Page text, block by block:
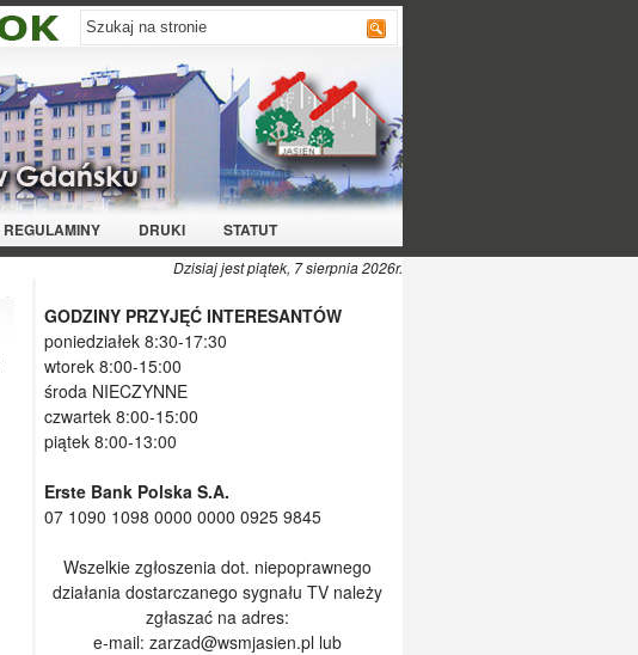
REGULAMINY DRUKI STATUT
Dzisiaj jest piątek, 7 sierpnia 2026r.
GODZINY PRZYJĘĆ INTERESANTÓW
poniedziałek 8:30-17:30
wtorek 8:00-15:00
środa NIECZYNNE
czwartek 8:00-15:00
piątek 8:00-13:00
Erste Bank Polska S.A.
07 1090 1098 0000 0000 0925 9845
Wszelkie zgłoszenia dot. niepoprawnego
działania dostarczanego sygnału TV należy
zgłaszać na adres:
e-mail: zarzad@wsmjasien.pl lub